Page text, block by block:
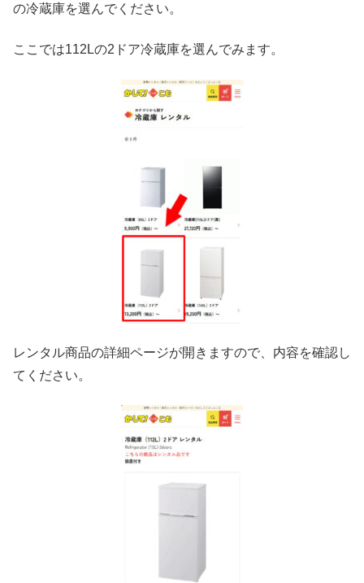
の冷蔵庫を選んでください。
ここでは112Lの2ドア冷蔵庫を選んでみます。
レンタル商品の詳細ページが開きますので、内容を確認し
てください。